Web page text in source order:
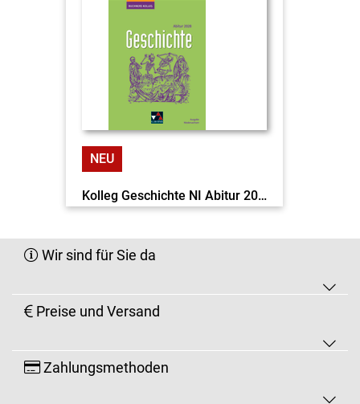
NEU
Kolleg Geschichte NI Abitur 2028 c&t EL
Wir sind für Sie da
Preise und Versand
Zahlungsmethoden